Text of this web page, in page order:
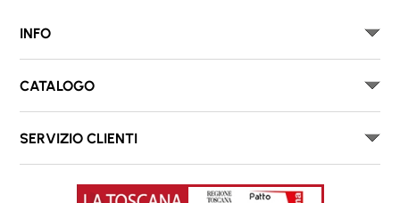
INFO
CATALOGO
SERVIZIO CLIENTI